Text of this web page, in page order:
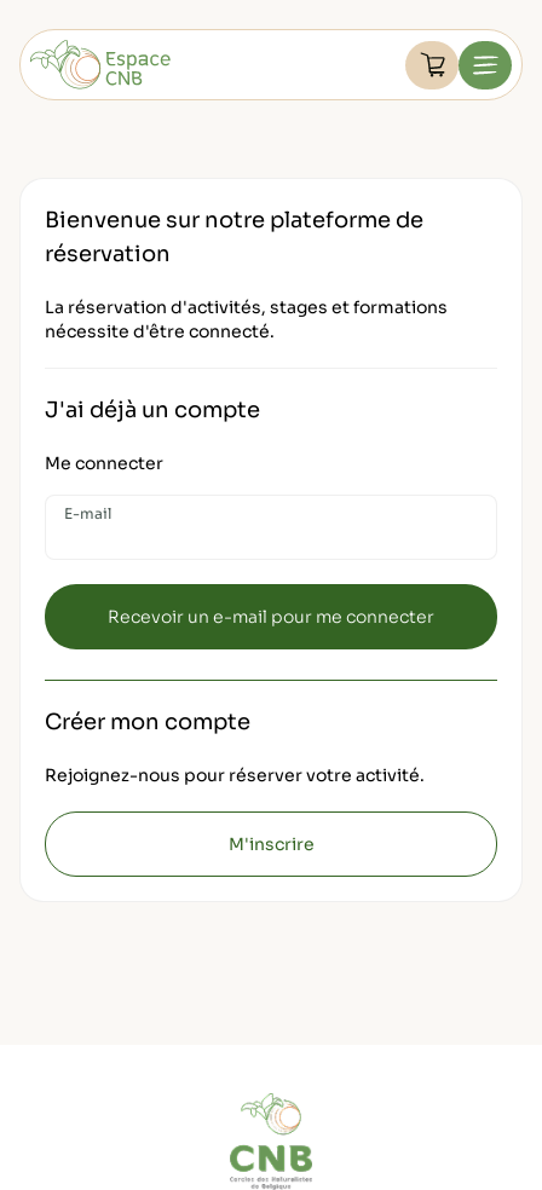
contenu
Retourner à l'accueil
Devenir membre
FAQ
Voir leMenu
Bienvenue sur notre plateforme de
réservation
La réservation d'activités, stages et formations
nécessite d'être connecté.
J'ai déjà un compte
Me connecter
E-mail
Créer mon compte
Rejoignez-nous pour réserver votre activité.
M'inscrire